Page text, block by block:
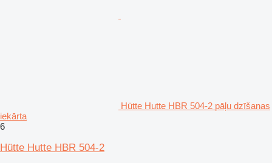
Hütte Hutte HBR 504-2 pāļu dzīšanas
iekārta
6
Hütte Hutte HBR 504-2